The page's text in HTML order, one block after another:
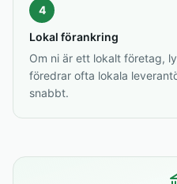
4
Lokal förankring
Om ni är ett lokalt företag,
föredrar ofta lokala
snabbt.